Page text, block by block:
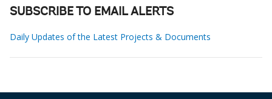
SUBSCRIBE TO EMAIL ALERTS
Daily Updates of the Latest Projects & Documents